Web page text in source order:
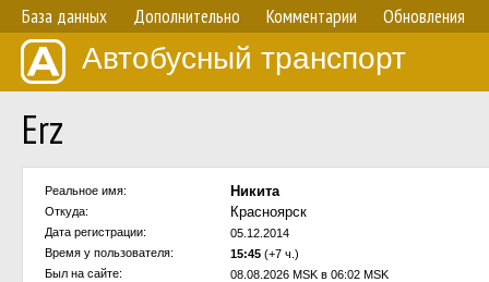
База данных Дополнительно Комментарии Обновления
Автобусный транспорт
Erz
Реальное имя: Никита
Откуда: Красноярск
Дата регистрации:
05.12.2014
Время у пользователя:
15:45 (+7 ч.)
Был на сайте:
08.08.2026 MSK в 06:02 MSK